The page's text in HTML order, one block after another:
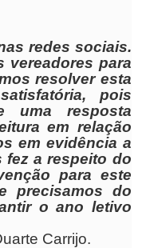
redes sociais.
vereadores para
resolver esta
pois
uma resposta
em relação
em evidência a
fez a respeito do
para este
precisamos do
o ano letivo
Carrijo.